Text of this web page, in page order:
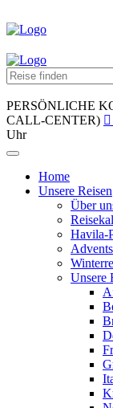
PERSÖNLICHE
CALL-CENTER)
Uhr
Home
Unsere Reisen
Über
Havila-
Unsere